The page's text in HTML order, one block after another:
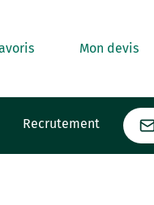
Mon devis
Recrutement